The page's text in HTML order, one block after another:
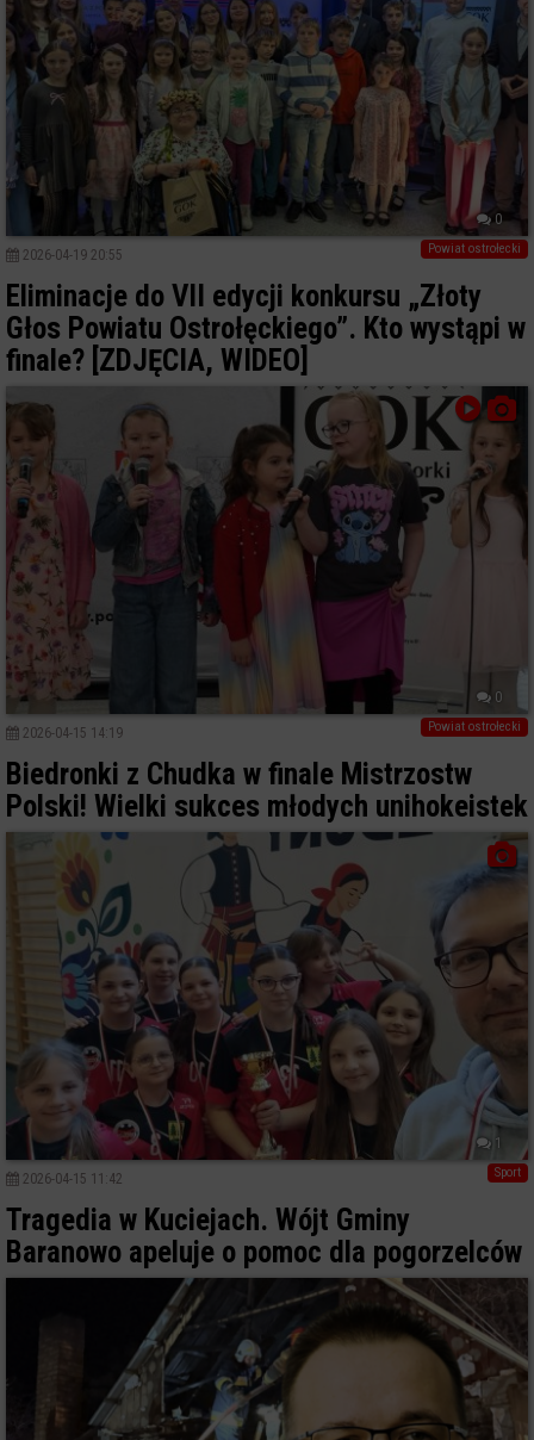
0
Powiat ostrołecki
2026-04-19 20:55
Eliminacje do VII edycji konkursu „Złoty
Głos Powiatu Ostrołęckiego”. Kto wystąpi w
finale? [ZDJĘCIA, WIDEO]
0
Powiat ostrołecki
2026-04-15 14:19
Biedronki z Chudka w finale Mistrzostw
Polski! Wielki sukces młodych unihokeistek
1
Sport
2026-04-15 11:42
Tragedia w Kuciejach. Wójt Gminy
Baranowo apeluje o pomoc dla pogorzelców